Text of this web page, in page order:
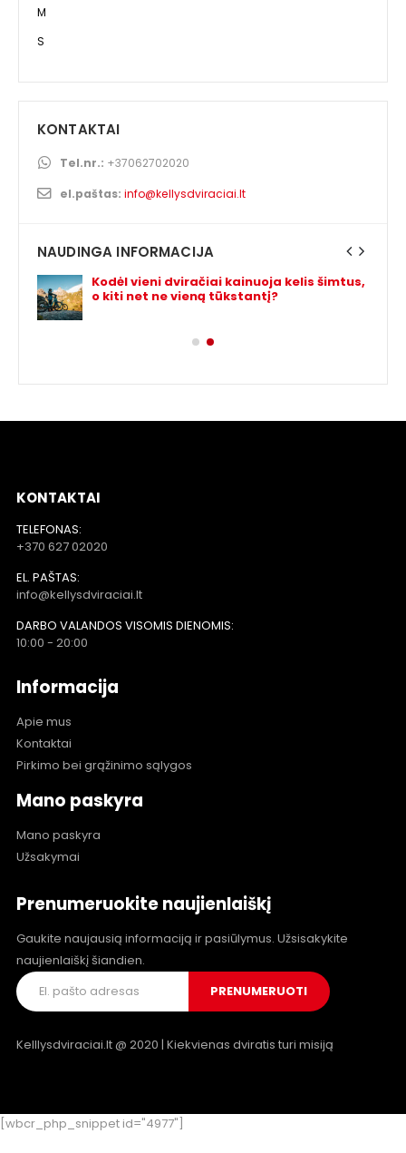
M
S
KONTAKTAI
Tel.nr.: +37062702020
el.paštas: info@kellysdviraciai.lt
NAUDINGA INFORMACIJA
Kodėl vieni dviračiai kainuoja kelis šimtus,
o kiti net ne vieną tūkstantį?
KONTAKTAI
TELEFONAS:
+370 627 02020
EL. PAŠTAS:
info@kellysdviraciai.lt
DARBO VALANDOS VISOMIS DIENOMIS:
10:00 - 20:00
Informacija
Apie mus
Kontaktai
Pirkimo bei grąžinimo sąlygos
Mano paskyra
Mano paskyra
Užsakymai
Prenumeruokite naujienlaiškį
Gaukite naujausią informaciją ir pasiūlymus. Užsisakykite
naujienlaiškį šiandien.
Kelllysdviraciai.lt @ 2020 | Kiekvienas dviratis turi misiją
[wbcr_php_snippet id="4977"]